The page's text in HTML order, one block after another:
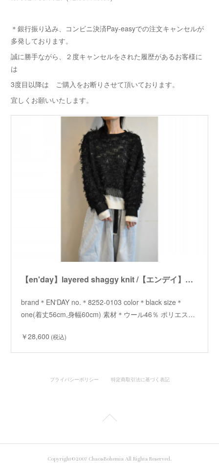
＊銀行振り込み、コンビニ決済Pay-easyでの注文キャンセルが
多発しております。
誠に勝手ながら、２度キャンセルをされた履歴があるお客様に
は
3度目以降は ご購入をお断りさせて頂いております。
宜しくお願いいたします。
【en'day】layered shaggy knit /【エンデイ】レイヤードシャギーニット
brand＊EN'DAY no.＊8252-0103 color＊black size＊
one(着丈56cm,身幅60cm) 素材＊ウール46％ ポリエス…
￥28,600 (税込)
プライバシーポリシー 特定商取引法に基づく表記
Copyright©2007 ChaosBohemia All Rights Reserved.